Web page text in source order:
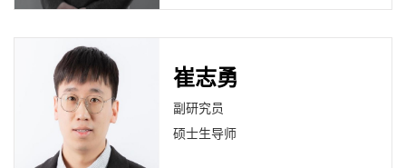
崔志勇
副研究员
硕士生导师